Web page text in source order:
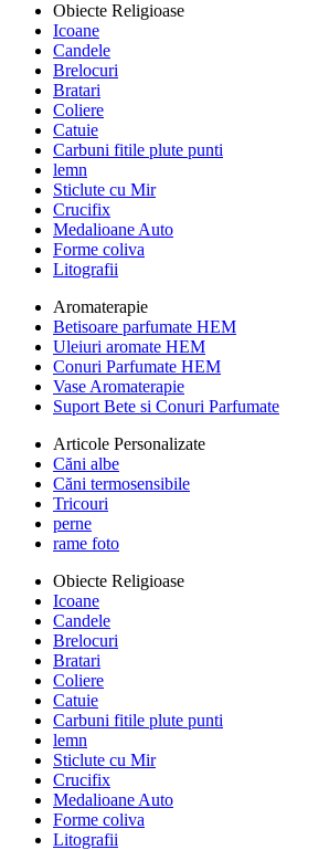
Obiecte Religioase
Icoane
Candele
Brelocuri
Bratari
Coliere
Catuie
Carbuni fitile plute punti
lemn
Sticlute cu Mir
Crucifix
Medalioane Auto
Forme coliva
Litografii
Aromaterapie
Betisoare parfumate HEM
Uleiuri aromate HEM
Conuri Parfumate HEM
Vase Aromaterapie
Suport Bete si Conuri Parfumate
Articole Personalizate
Căni albe
Căni termosensibile
Tricouri
perne
rame foto
Obiecte Religioase
Icoane
Candele
Brelocuri
Bratari
Coliere
Catuie
Carbuni fitile plute punti
lemn
Sticlute cu Mir
Crucifix
Medalioane Auto
Forme coliva
Litografii